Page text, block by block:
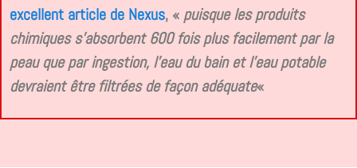
excellent article de Nexus, « puisque les produits
chimiques s’absorbent 600 fois plus facilement par la
peau que par ingestion, l’eau du bain et l’eau potable
devraient être filtrées de façon adéquate«